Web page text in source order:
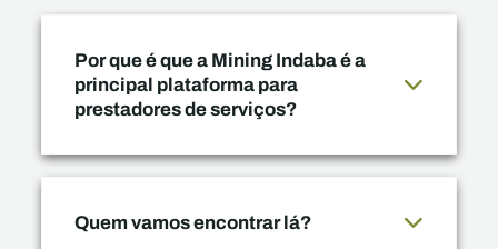
Por que é que a Mining Indaba é a
principal plataforma para
prestadores de serviços?
Quem vamos encontrar lá?